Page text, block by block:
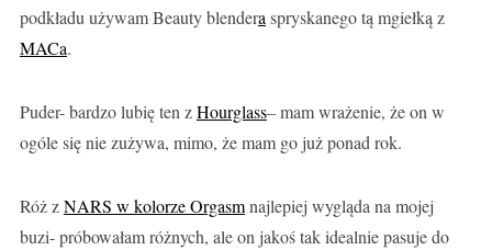
podkładu używam Beauty blenderaspryskanego tą mgiełką z
MACa.
Puder- bardzo lubię ten zHourglass– mam wrażenie, że on w
ogóle się nie zużywa, mimo, że mam go już ponad rok.
Róż zNARS w kolorze Orgasmnajlepiej wygląda na mojej
buzi- próbowałam różnych, ale on jakoś tak idealnie pasuje do